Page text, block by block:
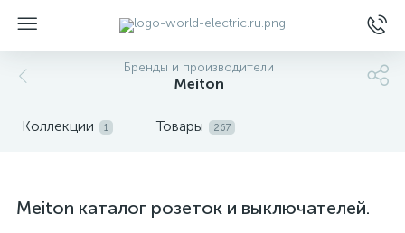
Бренды и производители
Meiton
Коллекции 1 Товары 267
Meiton каталог розеток и выключателей.